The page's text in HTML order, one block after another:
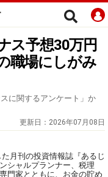
ス予想30万円
職場にしがみ
に関するアンケート」か
更新日： 2026年07月08日
月刊の投資情報誌『あるじ
シャルプランナー、税理
門家とともに、お金の貯め